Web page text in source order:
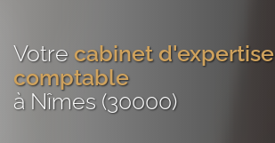
Votre cabinet d'expertise
comptable
à Nîmes (30000)